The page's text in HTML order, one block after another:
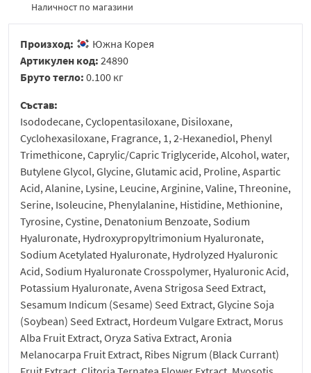
Наличност по магазини
Произход:
Южна Корея
Артикулен код: 24890
Бруто тегло: 0.100 кг
Състав:
Isododecane, Cyclopentasiloxane, Disiloxane,
Cyclohexasiloxane, Fragrance, 1, 2-Hexanediol, Phenyl
Trimethicone, Caprylic/Capric Triglyceride, Alcohol, water,
Butylene Glycol, Glycine, Glutamic acid, Proline, Aspartic
Acid, Alanine, Lysine, Leucine, Arginine, Valine, Threonine,
Serine, Isoleucine, Phenylalanine, Histidine, Methionine,
Tyrosine, Cystine, Denatonium Benzoate, Sodium
Hyaluronate, Hydroxypropyltrimonium Hyaluronate,
Sodium Acetylated Hyaluronate, Hydrolyzed Hyaluronic
Acid, Sodium Hyaluronate Crosspolymer, Hyaluronic Acid,
Potassium Hyaluronate, Avena Strigosa Seed Extract,
Sesamum Indicum (Sesame) Seed Extract, Glycine Soja
(Soybean) Seed Extract, Hordeum Vulgare Extract, Morus
Alba Fruit Extract, Oryza Sativa Extract, Aronia
Melanocarpa Fruit Extract, Ribes Nigrum (Black Currant)